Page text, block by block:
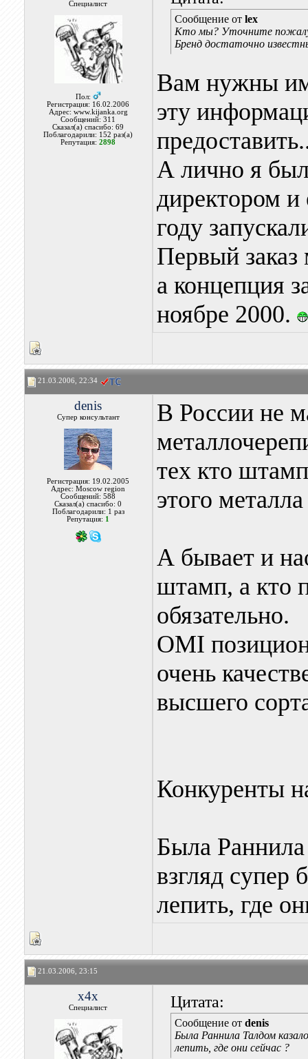
Специалист
Пол:
Регистрация: 16.02.2006
Адрес: www.kijanka.org
Сообщений: 311
Сказал(а) спасибо: 69
Поблагодарили: 152 раз(а)
Репутация:2898
Сообщение от lex
Кто мы? Уточните
Бренд достаточно
Вам нужны
эту
А лично я
директором и
году
Первый
а концепция
ноябре 2000.
21.03.2006, 22:34
denis
Супер консультант
Регистрация: 19.02.2005
Адрес: Moscow region
Сообщений: 588
Сказал(а) спасибо: 0
Поблагодарили: 1 раз
Репутация: 1
В России не
тех кто
этого
А бывает и
штамп, а кто
обязательно.
OMI
очень
высшего
Конкуренты
Была
взгляд
лепить, где
21.03.2006, 23:15
x4x
Специалист Цитата:
Сообщение от denis
Была Раннила Талдом
лепить, где они сейчас ?